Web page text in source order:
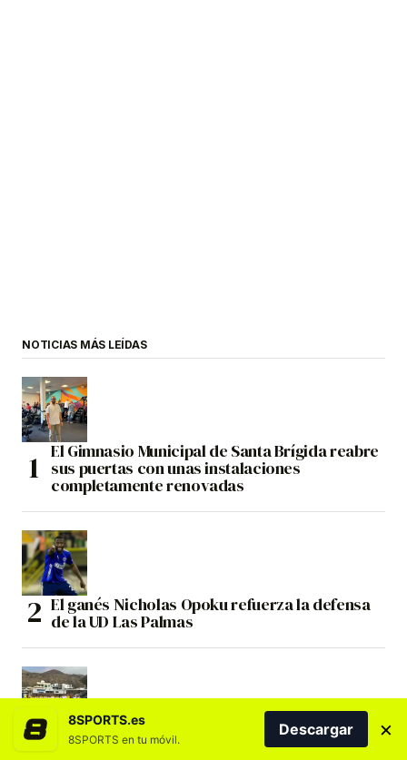
NOTICIAS MÁS LEÍDAS
El Gimnasio Municipal de Santa Brígida reabre
sus puertas con unas instalaciones
completamente renovadas
El ganés Nicholas Opoku refuerza la defensa
de la UD Las Palmas
El CV Guaguas expande sus campus de verano
8SPORTS.es
8SPORTS en tu móvil.
Descargar ×